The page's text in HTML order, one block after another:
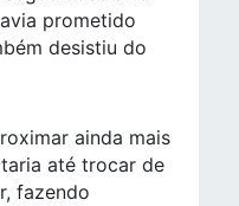
prometido
desistiu do
ainda mais
até trocar de
fazendo